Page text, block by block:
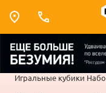
Игральные кубики